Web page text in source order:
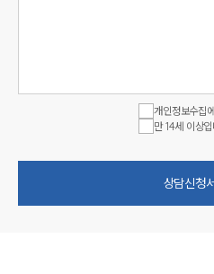
개인정보수집
만 14세 이상입
상담신청